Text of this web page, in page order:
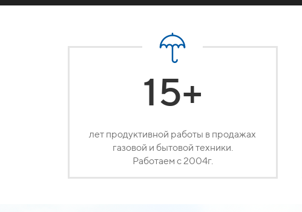
15+
лет продуктивной работы в продажах
газовой и бытовой техники.
Работаем с 2004г.